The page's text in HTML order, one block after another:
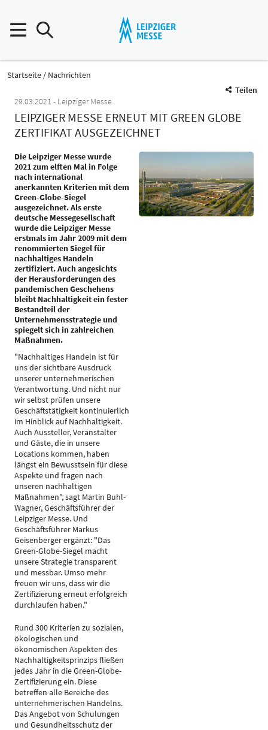
Startseite
Nachrichten
Teilen
29.03.2021
Leipziger Messe
LEIPZIGER MESSE ERNEUT MIT GREEN GLOBE
ZERTIFIKAT AUSGEZEICHNET
Die Leipziger Messe wurde
2021 zum elften Mal in Folge
nach international
anerkannten Kriterien mit dem
Green-Globe-Siegel
ausgezeichnet. Als erste
deutsche Messegesellschaft
wurde die Leipziger Messe
erstmals im Jahr 2009 mit dem
renommierten Siegel für
nachhaltiges Handeln
zertifiziert. Auch angesichts
der Herausforderungen des
pandemischen Geschehens
bleibt Nachhaltigkeit ein fester
Bestandteil der
Unternehmensstrategie und
spiegelt sich in zahlreichen
Maßnahmen.
"Nachhaltiges Handeln ist für
uns der sichtbare Ausdruck
unserer unternehmerischen
Verantwortung. Und nicht nur
wir selbst prüfen unsere
Geschäftstätigkeit kontinuierlich
im Hinblick auf Nachhaltigkeit.
Auch Aussteller, Veranstalter
und Gäste, die in unsere
Locations kommen, haben
längst ein Bewusstsein für diese
Aspekte und fragen nach
unseren nachhaltigen
Maßnahmen", sagt Martin Buhl-
Wagner, Geschäftsführer der
Leipziger Messe. Und
Geschäftsführer Markus
Geisenberger ergänzt: "Das
Green-Globe-Siegel macht
unsere Strategie transparent
und messbar. Umso mehr
freuen wir uns, dass wir die
Zertifizierung erneut erfolgreich
durchlaufen haben."
Rund 300 Kriterien zu sozialen,
ökologischen und
ökonomischen Aspekten des
Nachhaltigkeitsprinzips fließen
jedes Jahr in die Green-Globe-
Zertifizierung ein. Diese
betreffen alle Bereiche des
unternehmerischen Handelns.
Das Angebot von Schulungen
und Gesundheitsschutz der